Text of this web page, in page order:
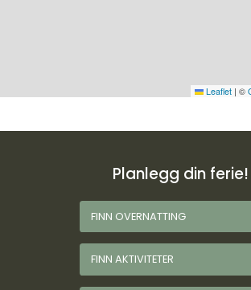
Leaflet | ©
Planlegg din ferie!
FINN OVERNATTING
FINN AKTIVITETER